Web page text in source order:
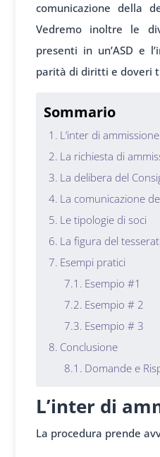
comunicazione della
Vedremo inoltre le
presenti in un’ASD e
parità di diritti e doveri
Sommario
L’inter di ammissione
La richiesta di
La delibera del
La comunicazione
Le tipologie di soci
La figura del
Esempi pratici
Esempio #1
Esempio # 2
Esempio # 3
Conclusione
Domande e
L’inter di
La procedura prende